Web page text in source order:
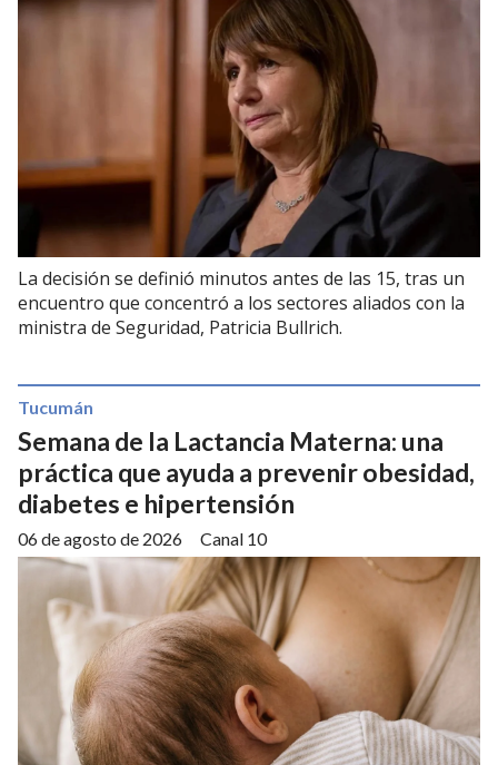
La decisión se definió minutos antes de las 15, tras un
encuentro que concentró a los sectores aliados con la
ministra de Seguridad, Patricia Bullrich.
Semana de la Lactancia Materna: una
práctica que ayuda a prevenir obesidad,
diabetes e hipertensión
Canal 10
Tucumán
06 de agosto de 2026